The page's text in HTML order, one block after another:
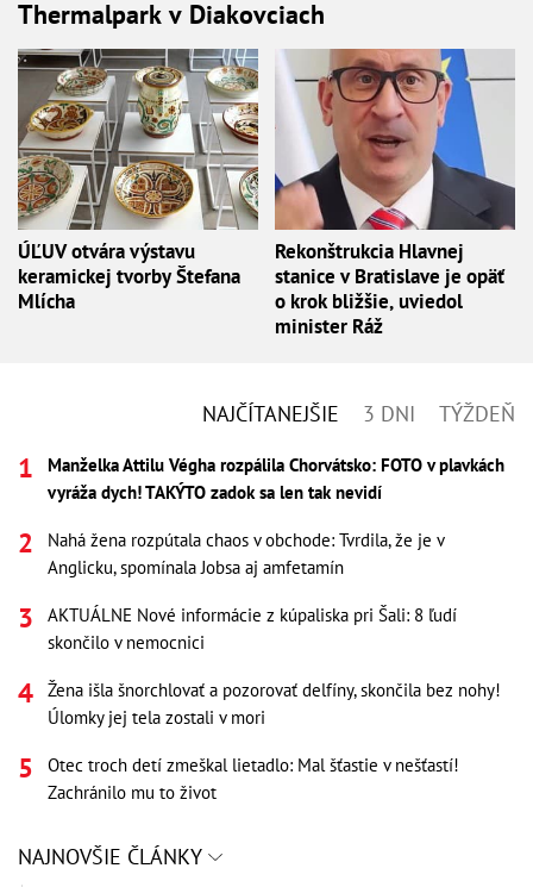
Thermalpark v Diakovciach
ÚĽUV otvára výstavu
keramickej tvorby Štefana
Mlícha
Rekonštrukcia Hlavnej
stanice v Bratislave je opäť
o krok bližšie, uviedol
minister Ráž
NAJČÍTANEJŠIE 3 DNI TÝŽDEŇ
Manželka Attilu Végha rozpálila Chorvátsko: FOTO v plavkách
vyráža dych! TAKÝTO zadok sa len tak nevidí
Nahá žena rozpútala chaos v obchode: Tvrdila, že je v
Anglicku, spomínala Jobsa aj amfetamín
AKTUÁLNE Nové informácie z kúpaliska pri Šali: 8 ľudí
skončilo v nemocnici
Žena išla šnorchlovať a pozorovať delfíny, skončila bez nohy!
Úlomky jej tela zostali v mori
Otec troch detí zmeškal lietadlo: Mal šťastie v nešťastí!
Zachránilo mu to život
NAJNOVŠIE ČLÁNKY